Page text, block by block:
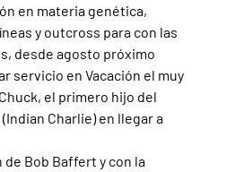
en materia genética,
y outcross para con las
desde agosto próximo
servicio en Vacación el muy
el primero hijo del
Charlie) en llegar a
de Bob Baffert y con la